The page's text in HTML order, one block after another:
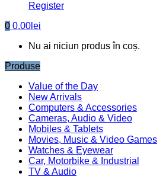
Register
0 0.00 lei
Nu ai niciun produs în coș.
Produse
Value of the Day
New Arrivals
Computers & Accessories
Cameras, Audio & Video
Mobiles & Tablets
Movies, Music & Video Games
Watches & Eyewear
Car, Motorbike & Industrial
TV & Audio